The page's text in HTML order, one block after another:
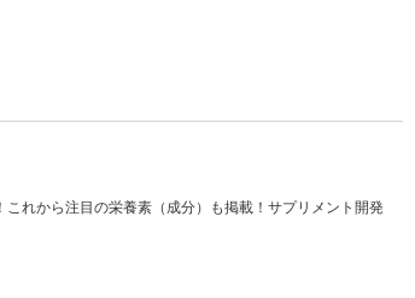
れから注目の栄養素（成分）も掲載！サプリメント開発